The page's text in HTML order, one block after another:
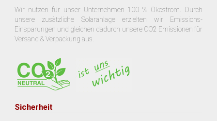
Wir nutzen für unser Unternehmen 100 % Ökostrom. Durch
unsere zusätzliche Solaranlage erzielten wir Emissions-
Einsparungen und gleichen dadurch unsere CO2 Emissionen für
Versand & Verpackung aus.
Sicherheit